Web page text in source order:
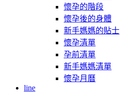
懷孕的階段
懷孕後的身體
新手媽媽的貼士
懷孕清單
孕前清單
新手媽媽清單
懷孕月曆
line